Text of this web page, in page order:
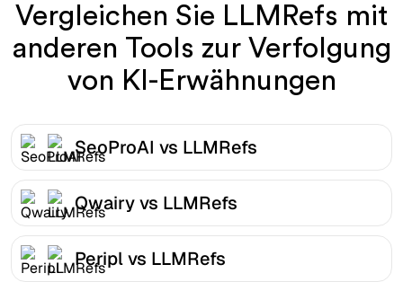
Vergleichen Sie LLMRefs mit
anderen Tools zur Verfolgung
von KI-Erwähnungen
SeoProAI vs LLMRefs
Qwairy vs LLMRefs
Peripl vs LLMRefs